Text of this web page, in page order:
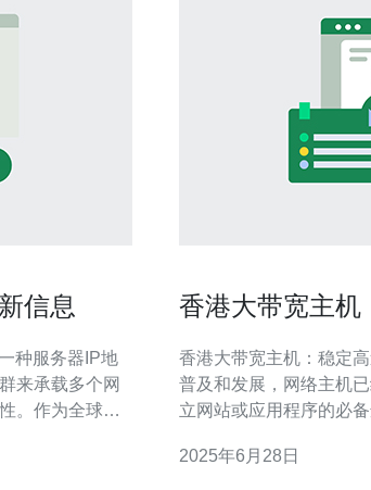
信息
种服务器IP地
来承载多个网
。作为全球重
香港大带宽主机
香港大带宽主机：稳定高速的网
普及和发展，网络主机
立网站或应用程序的必
市，拥有先进的网络基
2025年6月28日